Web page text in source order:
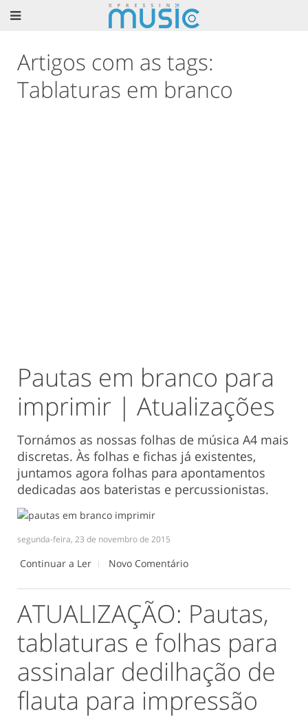
Artigos com as tags:
Tablaturas em branco
Pautas em branco para
imprimir | Atualizações
Tornámos as nossas folhas de música A4 mais
discretas. Às folhas e fichas já existentes,
juntamos agora folhas para apontamentos
dedicadas aos bateristas e percussionistas.
segunda-feira, 23 de novembro de 2015
Continuar a Ler Novo Comentário
ATUALIZAÇÃO: Pautas,
tablaturas e folhas para
assinalar dedilhação de
flauta para impressão